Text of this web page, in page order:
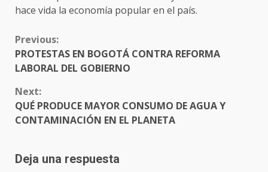
hace vida la economía popular en el país.
CONTINUE
READING
Previous:
PROTESTAS EN BOGOTÁ CONTRA REFORMA
LABORAL DEL GOBIERNO
Next:
QUÉ PRODUCE MAYOR CONSUMO DE AGUA Y
CONTAMINACIÓN EN EL PLANETA
Deja una respuesta